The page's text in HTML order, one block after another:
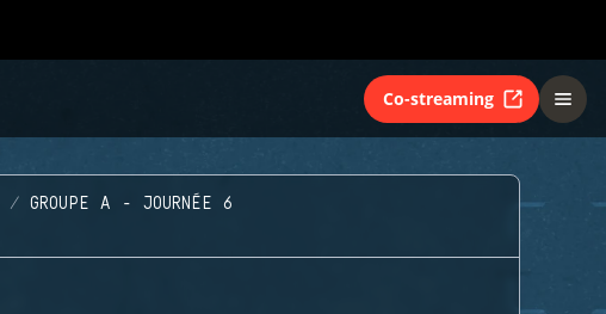
Co-streaming
GROUPE A - JOURNÉE 6